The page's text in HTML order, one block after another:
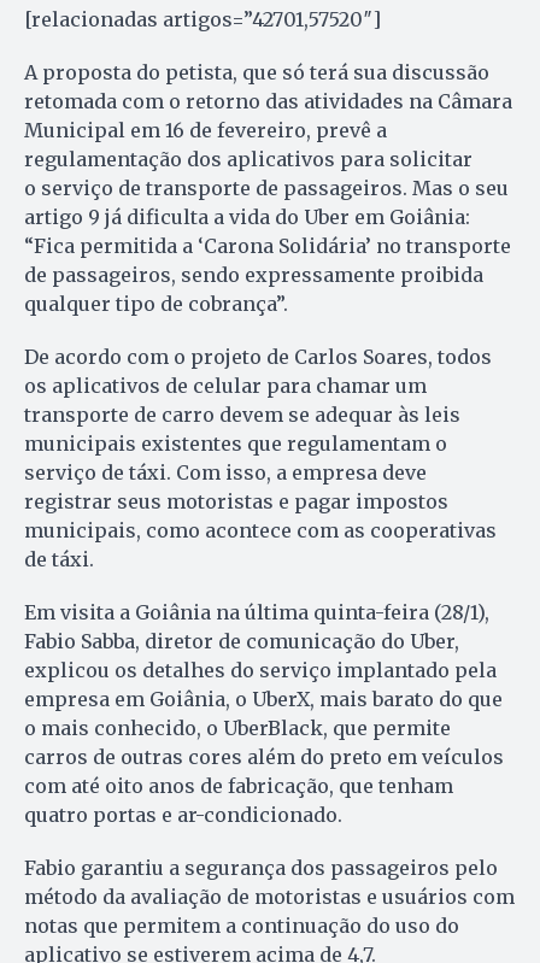
[relacionadas artigos=”42701,57520″]
A proposta do petista, que só terá sua discussão
retomada com o retorno das atividades na Câmara
Municipal em 16 de fevereiro, prevê a
regulamentação dos aplicativos para solicitar
o serviço de transporte de passageiros. Mas o seu
artigo 9 já dificulta a vida do Uber em Goiânia:
“Fica permitida a ‘Carona Solidária’ no transporte
de passageiros, sendo expressamente proibida
qualquer tipo de cobrança”.
De acordo com o projeto de Carlos Soares, todos
os aplicativos de celular para chamar um
transporte de carro devem se adequar às leis
municipais existentes que regulamentam o
serviço de táxi. Com isso, a empresa deve
registrar seus motoristas e pagar impostos
municipais, como acontece com as cooperativas
de táxi.
Em visita a Goiânia na última quinta-feira (28/1),
Fabio Sabba, diretor de comunicação do Uber,
explicou os detalhes do serviço implantado pela
empresa em Goiânia, o UberX, mais barato do que
o mais conhecido, o UberBlack, que permite
carros de outras cores além do preto em veículos
com até oito anos de fabricação, que tenham
quatro portas e ar-condicionado.
Fabio garantiu a segurança dos passageiros pelo
método da avaliação de motoristas e usuários com
notas que permitem a continuação do uso do
aplicativo se estiverem acima de 4,7.